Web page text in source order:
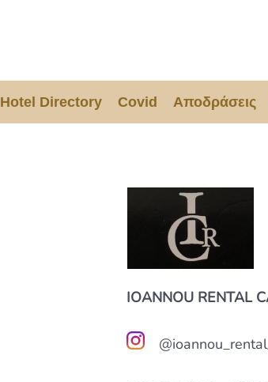
Hotel Directory Covid Αποδράσεις
IOANNOU RENTAL